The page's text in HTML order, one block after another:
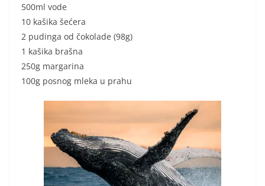
500ml vode
10 kašika šećera
2 pudinga od čokolade (98g)
1 kašika brašna
250g margarina
100g posnog mleka u prahu